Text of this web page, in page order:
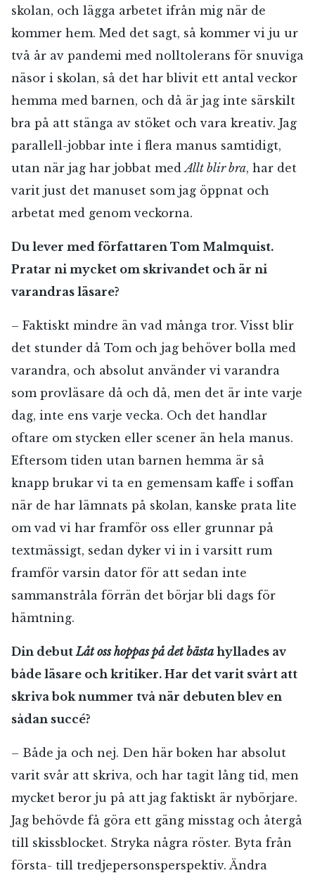
skolan, och lägga arbetet ifrån mig när de
kommer hem. Med det sagt, så kommer vi ju ur
två år av pandemi med nolltolerans för snuviga
näsor i skolan, så det har blivit ett antal veckor
hemma med barnen, och då är jag inte särskilt
bra på att stänga av stöket och vara kreativ. Jag
parallell-jobbar inte i flera manus samtidigt,
utan när jag har jobbat medAllt blir bra, har det
varit just det manuset som jag öppnat och
arbetat med genom veckorna.
Du lever med författaren Tom Malmquist.
Pratar ni mycket om skrivandet och är ni
varandras läsare?
– Faktiskt mindre än vad många tror. Visst blir
det stunder då Tom och jag behöver bolla med
varandra, och absolut använder vi varandra
som provläsare då och då, men det är inte varje
dag, inte ens varje vecka. Och det handlar
oftare om stycken eller scener än hela manus.
Eftersom tiden utan barnen hemma är så
knapp brukar vi ta en gemensam kaffe i soffan
när de har lämnats på skolan, kanske prata lite
om vad vi har framför oss eller grunnar på
textmässigt, sedan dyker vi in i varsitt rum
framför varsin dator för att sedan inte
sammanstråla förrän det börjar bli dags för
hämtning.
Din debutLåt oss hoppas på det bästa hyllades av
både läsare och kritiker. Har det varit svårt att
skriva bok nummer två när debuten blev en
sådan succé?
– Både ja och nej. Den här boken har absolut
varit svår att skriva, och har tagit lång tid, men
mycket beror ju på att jag faktiskt är nybörjare.
Jag behövde få göra ett gäng misstag och återgå
till skissblocket. Stryka några röster. Byta från
första- till tredjepersonsperspektiv. Ändra